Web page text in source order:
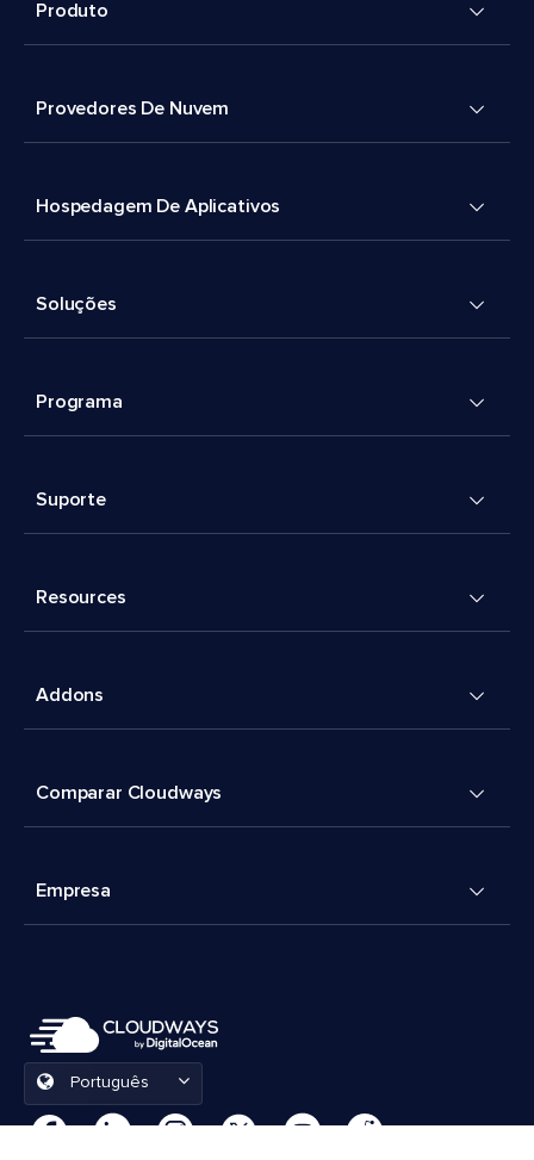
Produto
Provedores De Nuvem
Hospedagem De Aplicativos
Soluções
Programa
Suporte
Resources
Addons
Comparar Cloudways
Empresa
Português